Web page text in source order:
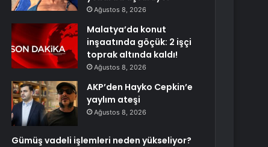
Ağustos 8, 2026
Malatya’da konut
inşaatında göçük: 2 işçi
toprak altında kaldı!
Ağustos 8, 2026
AKP’den Hayko Cepkin’e
yaylım ateşi
Ağustos 8, 2026
Gümüş vadeli işlemleri neden yükseliyor?